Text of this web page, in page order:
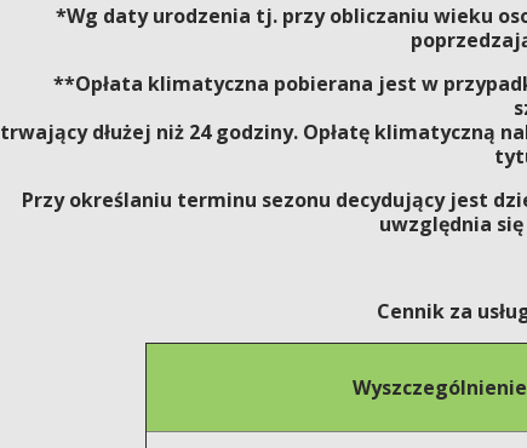
*Wg daty urodzenia tj. przy obliczaniu wieku
**Opłata klimatyczna pobierana jest w
trwający dłużej niż 24 godziny. Opłatę klimatyczną
Przy określaniu terminu sezonu decydujący jest
uwzględnia się
Cennik za
Wyszczególnienie